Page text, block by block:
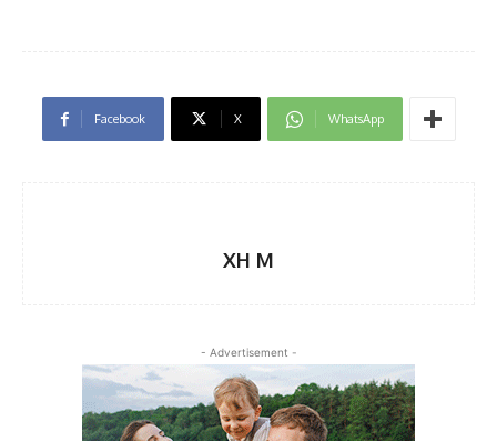
Facebook X WhatsApp
XH M
- Advertisement -